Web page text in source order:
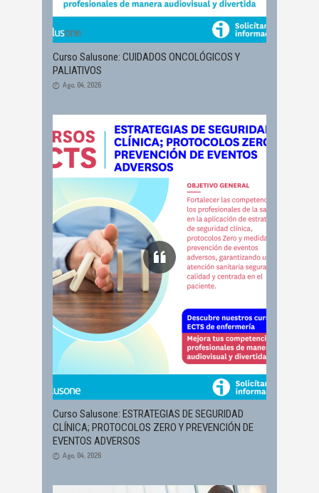
Curso Salusone: CUIDADOS ONCOLÓGICOS Y
PALIATIVOS
Ago, 04, 2026
Curso Salusone: ESTRATEGIAS DE SEGURIDAD
CLÍNICA; PROTOCOLOS ZERO Y PREVENCIÓN DE
EVENTOS ADVERSOS
Ago, 04, 2026